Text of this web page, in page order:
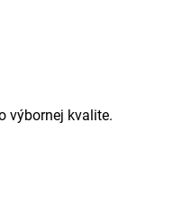
výbornej kvalite.